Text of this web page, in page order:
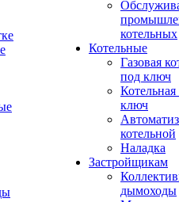
котельных
Котельные
Газовая
под ключ
ключ
котельной
Наладка
Застройщикам
дымоходы